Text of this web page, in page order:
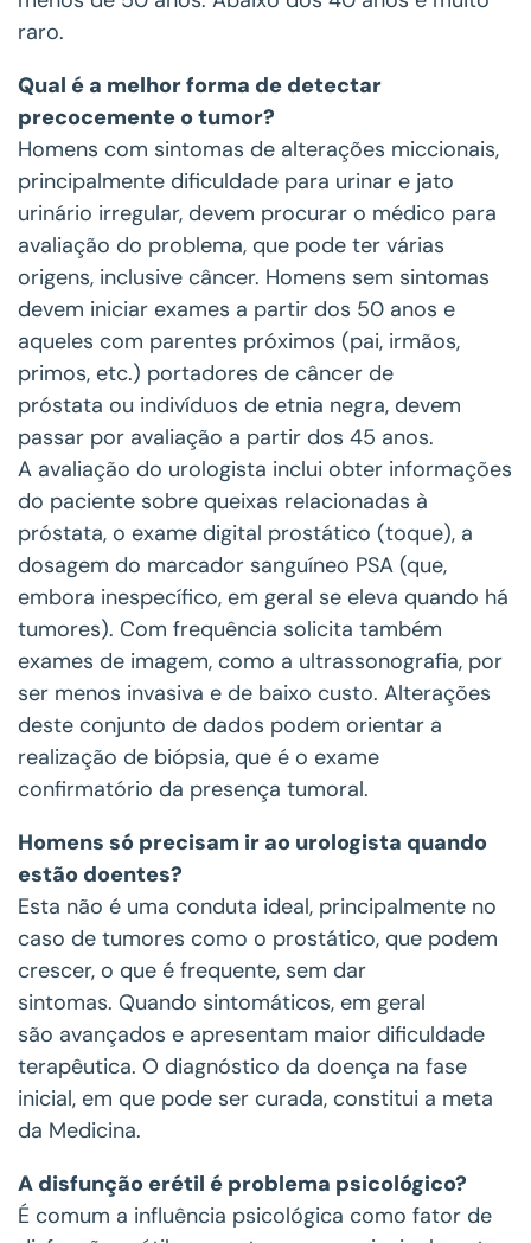
raro.
Qual é a melhor forma de detectar
precocemente o tumor?
Homens com sintomas de alterações miccionais,
principalmente dificuldade para urinar e jato
urinário irregular, devem procurar o médico para
avaliação do problema, que pode ter várias
origens, inclusive câncer. Homens sem sintomas
devem iniciar exames a partir dos 50 anos e
aqueles com parentes próximos (pai, irmãos,
primos, etc.) portadores de câncer de
próstata ou indivíduos de etnia negra, devem
passar por avaliação a partir dos 45 anos.
A avaliação do urologista inclui obter informações
do paciente sobre queixas relacionadas à
próstata, o exame digital prostático (toque), a
dosagem do marcador sanguíneo PSA (que,
embora inespecífico, em geral se eleva quando há
tumores). Com frequência solicita também
exames de imagem, como a ultrassonografia, por
ser menos invasiva e de baixo custo. Alterações
deste conjunto de dados podem orientar a
realização de biópsia, que é o exame
confirmatório da presença tumoral.
Homens só precisam ir ao urologista quando
estão doentes?
Esta não é uma conduta ideal, principalmente no
caso de tumores como o prostático, que podem
crescer, o que é frequente, sem dar
sintomas. Quando sintomáticos, em geral
são avançados e apresentam maior dificuldade
terapêutica. O diagnóstico da doença na fase
inicial, em que pode ser curada, constitui a meta
da Medicina.
A disfunção erétil é problema psicológico?
É comum a influência psicológica como fator de